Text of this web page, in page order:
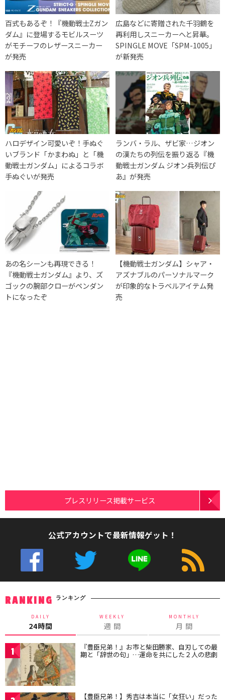
百式もあるぞ！『機動戦士Zガン
ダム』に登場するモビルスーツ
がモチーフのレザースニーカー
が発売
広島などに寄贈された千羽鶴を
再利用しスニーカーへと昇華。
SPINGLE MOVE「SPM-1005」
が新発売
ハロデザイン可愛いぞ！手ぬぐ
いブランド「かまわぬ」と「機
動戦士ガンダム」によるコラボ
手ぬぐいが発売
ランバ・ラル、ザビ家…ジオン
の漢たちの列伝を振り返る『機
動戦士ガンダム ジオン兵列伝ぴ
あ』が発売
あの名シーンも再現できる！
『機動戦士ガンダム』より、ズ
ゴックの腕部クローがペンダン
トになったぞ
【機動戦士ガンダム】シャア・
アズナブルのパーソナルマーク
が印象的なトラベルアイテム発
売
プレスリリース掲載サービス
公式アカウントで最新情報ゲット！
RANKING ランキング
DAILY
24時間
WEEKLY
週 間
MONTHLY
月 間
1 『豊臣兄弟！』お市と柴田勝家、自刃しての最
期と「辞世の句」…運命を共にした２人の悲劇
【豊臣兄弟！】秀吉は本当に「女狂い」だった